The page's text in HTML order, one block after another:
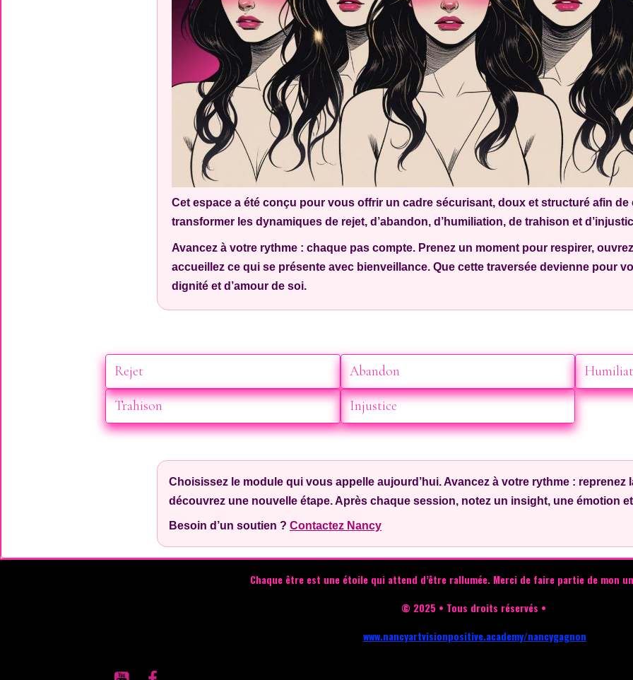
Cet espace a été conçu pour vous offrir un cadre sécurisant, doux et structuré afin de
transformer les dynamiques de rejet, d’abandon, d’humiliation, de trahison et
Avancez à votre rythme : chaque pas compte. Prenez un moment pour respirer,
accueillez ce qui se présente avec bienveillance. Que cette traversée devienne pour
dignité et d’amour de soi.
Rejet Abandon
Trahison Injustice
Choisissez le module qui vous appelle aujourd’hui. Avancez à votre rythme : reprenez
découvrez une nouvelle étape. Après chaque session, notez un insight, une émotion
Besoin d’un soutien ? Contactez Nancy
Chaque être est une étoile qui attend d’être rallumée. Merci de faire partie de mon
© 2025 • Tous droits réservés •
www.nancyartvisionpositive.academy/nancygagnon